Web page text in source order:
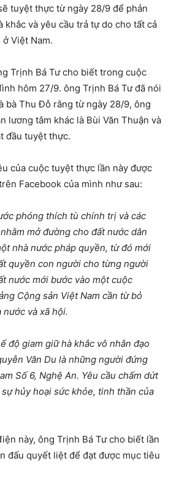
tuyệt thực từ ngày 28/9 để phản
khắc và yêu cầu trả tự do cho tất cả
Việt Nam.
Trịnh Bá Tư cho biết trong cuộc
hôm 27/9. ông Trịnh Bá Tư đã nói
bà Thu Đỗ rằng từ ngày 28/9, ông
lương tâm khác là Bùi Văn Thuận và
đầu tuyệt thực.
của cuộc tuyệt thực lần này được
Facebook của mình như sau:
phóng thích tù chính trị và các
mở đường cho đất nước dân
nhà nước pháp quyền, từ đó mới
quyền con người cho từng người
nước mới bước vào một cuộc
Cộng sản Việt Nam cần từ bỏ
và xã hội.
độ giam giữ hà khắc vô nhân đạo
Văn Du là những người đứng
Số 6, Nghệ An. Yêu cầu chấm dứt
sự hủy hoại sức khỏe, tinh thần của
này, ông Trịnh Bá Tư cho biết lần
đấu quyết liệt để đạt được mục tiêu